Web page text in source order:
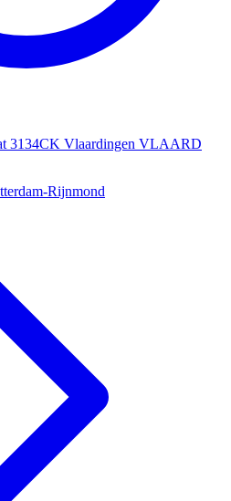
3134CK Vlaardingen VLAARD
Rijnmond